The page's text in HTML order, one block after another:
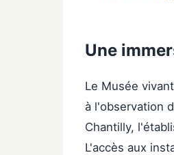
Une
Le Musée
à l'observation
Chantilly,
L'accès aux